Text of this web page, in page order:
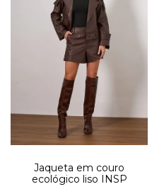
Jaqueta em couro
ecológico liso INSP